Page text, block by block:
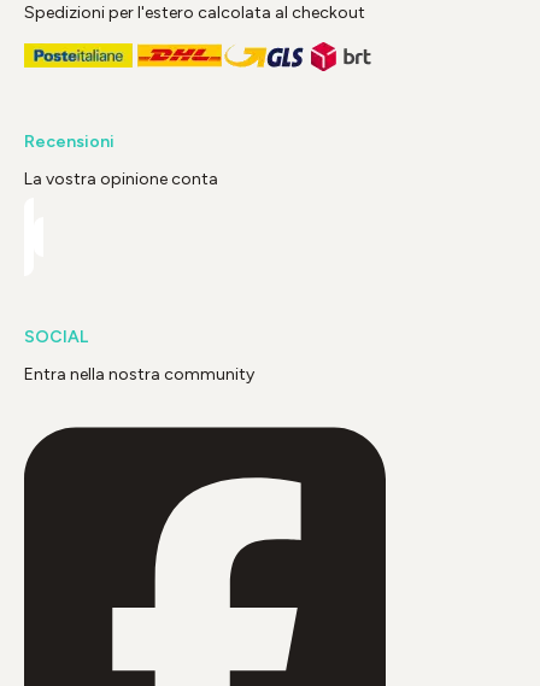
Spedizioni per l'estero calcolata al checkout
Recensioni
La vostra opinione conta
SOCIAL
Entra nella nostra community